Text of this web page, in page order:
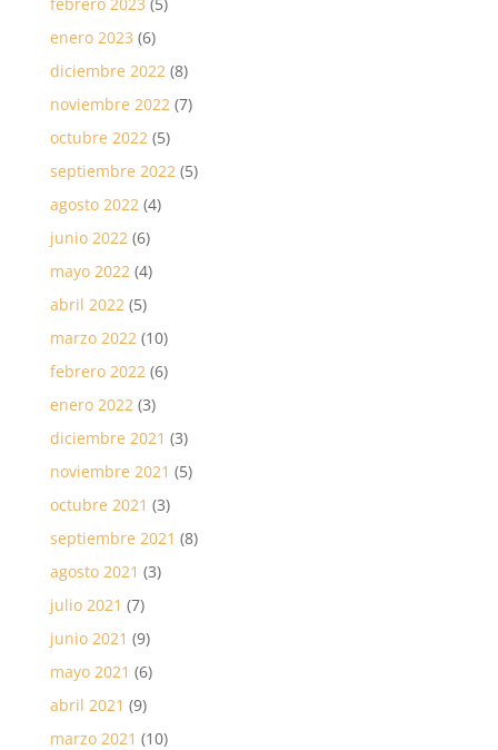
enero 2023 (6)
diciembre 2022(8)
noviembre 2022(7)
octubre 2022(5)
septiembre 2022(5)
agosto 2022(4)
junio 2022(6)
mayo 2022(4)
abril 2022(5)
marzo 2022(10)
febrero 2022(6)
enero 2022(3)
diciembre 2021 (3)
noviembre 2021 (5)
octubre 2021 (3)
septiembre 2021 (8)
agosto 2021 (3)
julio 2021 (7)
junio 2021 (9)
mayo 2021 (6)
abril 2021 (9)
marzo 2021 (10)